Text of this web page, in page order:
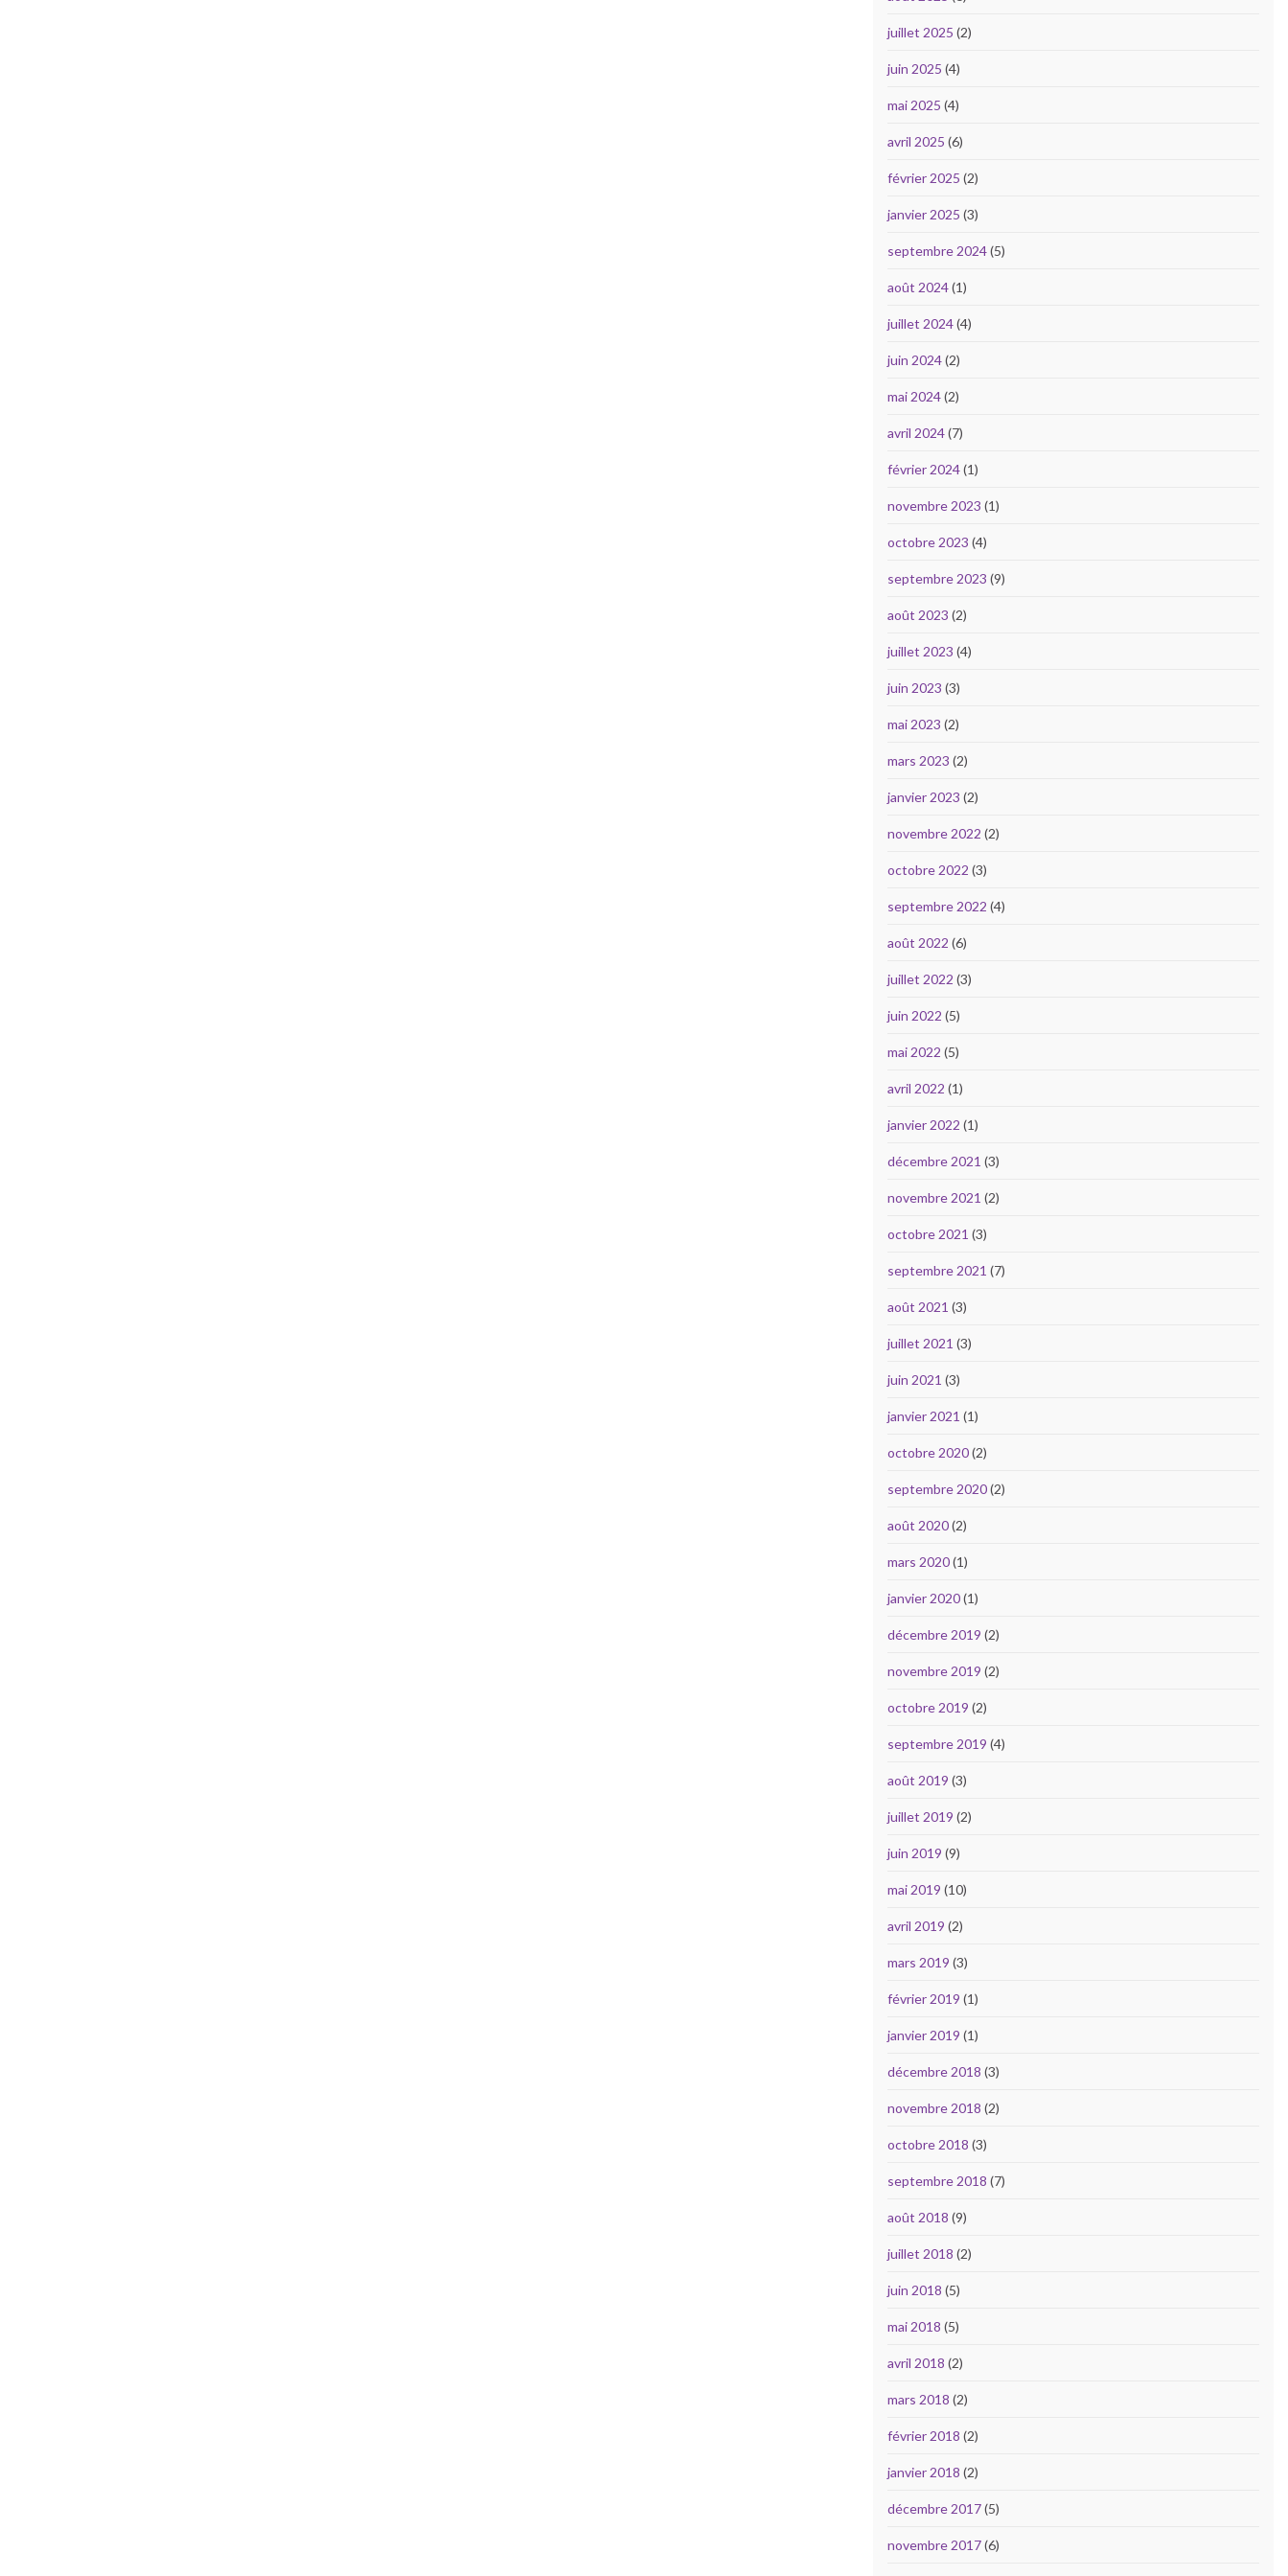
juillet 2025 (2)
juin 2025 (4)
mai 2025 (4)
avril 2025 (6)
février 2025 (2)
janvier 2025 (3)
septembre 2024(5)
août 2024(1)
juillet 2024(4)
juin 2024(2)
mai 2024(2)
avril 2024(7)
février 2024(1)
novembre 2023 (1)
octobre 2023 (4)
septembre 2023 (9)
août 2023 (2)
juillet 2023 (4)
juin 2023 (3)
mai 2023 (2)
mars 2023 (2)
janvier 2023 (2)
novembre 2022 (2)
octobre 2022 (3)
septembre 2022 (4)
août 2022 (6)
juillet 2022 (3)
juin 2022 (5)
mai 2022 (5)
avril 2022 (1)
janvier 2022 (1)
décembre 2021 (3)
novembre 2021 (2)
octobre 2021 (3)
septembre 2021 (7)
août 2021 (3)
juillet 2021 (3)
juin 2021 (3)
janvier 2021 (1)
octobre 2020(2)
septembre 2020(2)
août 2020(2)
mars 2020(1)
janvier 2020(1)
décembre 2019 (2)
novembre 2019 (2)
octobre 2019 (2)
septembre 2019 (4)
août 2019 (3)
juillet 2019 (2)
juin 2019 (9)
mai 2019 (10)
avril 2019 (2)
mars 2019 (3)
février 2019 (1)
janvier 2019 (1)
décembre 2018 (3)
novembre 2018 (2)
octobre 2018 (3)
septembre 2018 (7)
août 2018 (9)
juillet 2018 (2)
juin 2018 (5)
mai 2018 (5)
avril 2018 (2)
mars 2018 (2)
février 2018 (2)
janvier 2018 (2)
décembre 2017(5)
novembre 2017(6)